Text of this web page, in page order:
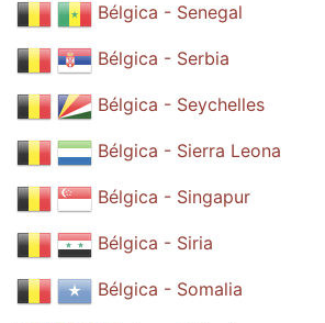
Bélgica - Senegal
Bélgica - Serbia
Bélgica - Seychelles
Bélgica - Sierra Leona
Bélgica - Singapur
Bélgica - Siria
Bélgica - Somalia